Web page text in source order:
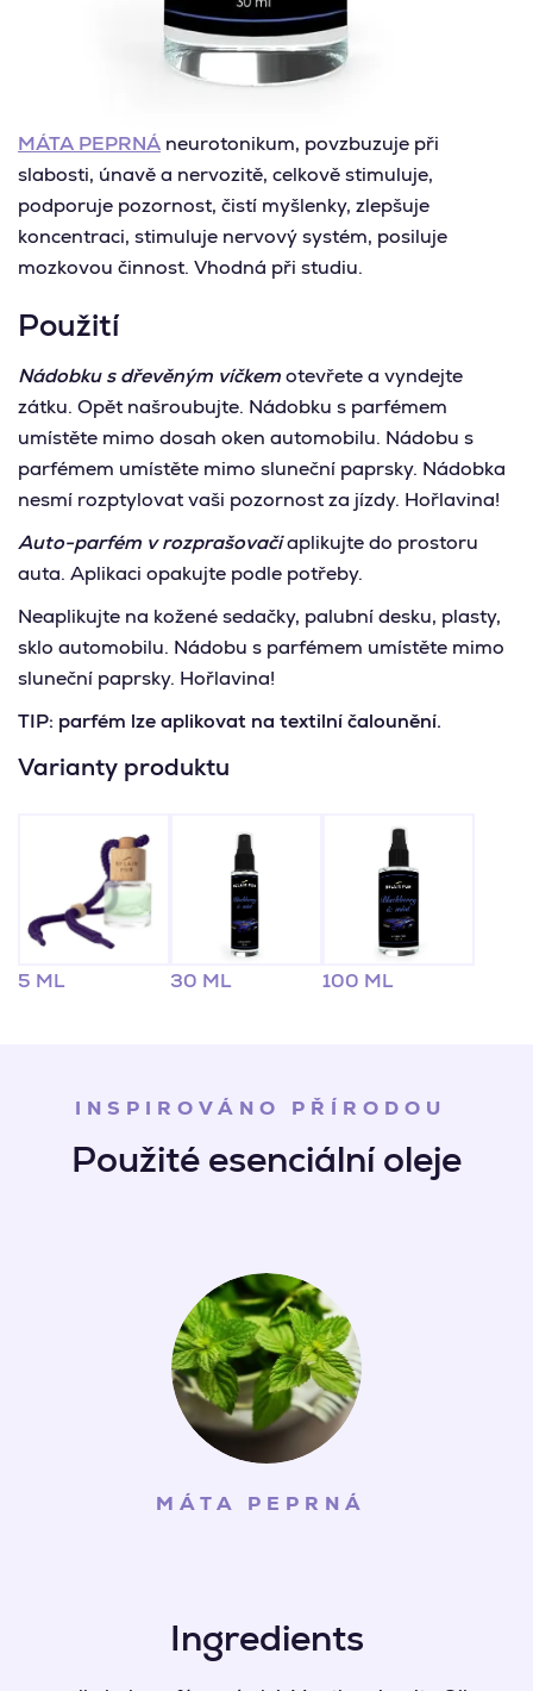
MÁTA PEPRNÁ neurotonikum, povzbuzuje při
slabosti, únavě a nervozitě, celkově stimuluje,
podporuje pozornost, čistí myšlenky, zlepšuje
koncentraci, stimuluje nervový systém, posiluje
mozkovou činnost. Vhodná při studiu.
Použití
Nádobku s dřevěným víčkemotevřete a vyndejte
zátku. Opět našroubujte. Nádobku s parfémem
umístěte mimo dosah oken automobilu. Nádobu s
parfémem umístěte mimo sluneční paprsky. Nádobka
nesmí rozptylovat vaši pozornost za jízdy. Hořlavina!
Auto-parfém v rozprašovačiaplikujte do prostoru
auta. Aplikaci opakujte podle potřeby.
Neaplikujte na kožené sedačky, palubní desku, plasty,
sklo automobilu. Nádobu s parfémem umístěte mimo
sluneční paprsky. Hořlavina!
TIP: parfém lze aplikovat na textilní čalounění.
Varianty produktu
5 ML 30 ML 100 ML
INSPIROVÁNO PŘÍRODOU
Použité esenciální oleje
MÁTA PEPRNÁ
Ingredients